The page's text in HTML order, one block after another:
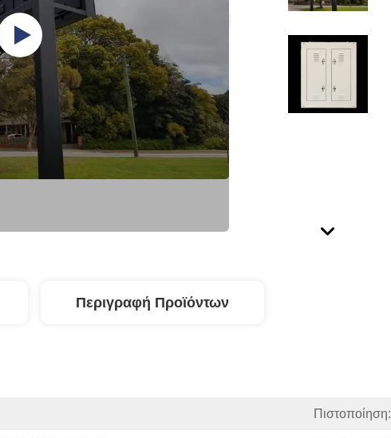
Περιγραφή Προϊόντων
Πιστοποίηση: